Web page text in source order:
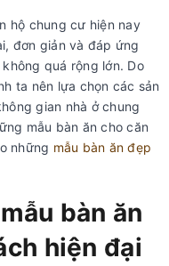
hộ chung cư hiện nay
đơn giản và đáp ứng
quá rộng lớn. Do
ta nên lựa chọn các sản
gian nhà ở chung
mẫu bàn ăn cho căn
những mẫu bàn ăn đẹp
bàn ăn
hiện đại